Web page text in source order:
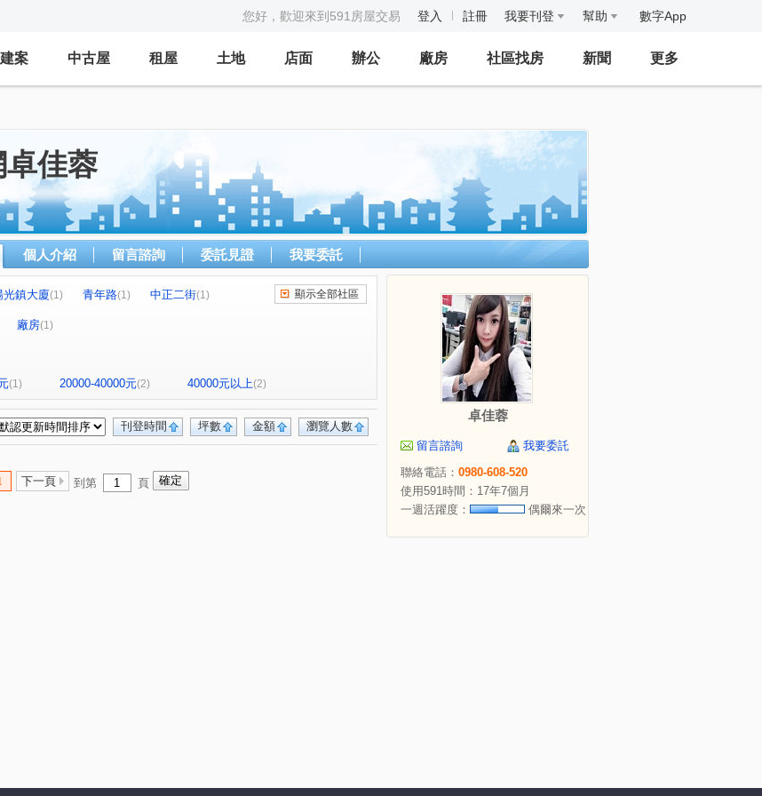
您好，歡迎來到591房屋交易 登入 註冊 我要刊登 幫助 數字App
案 中古屋 租屋 土地 店面 辦公 廠房 社區找房 新聞 更多
佳蓉
個人介紹 留言諮詢 委託見證 我要委託
光鎮大廈(1) 青年路(1) 中正二街(1)
永平街 (1)
顯示全部社區
廠房(1)
(1) 20000-40000元(2) 40000元以上(2)
瀏覽人數
金額
坪數
刊登時間
下一頁 到第 頁
卓佳蓉
留言諮詢
我要委託
聯絡電話： 0980-608-520
使用591時間：17年7個月
一週活躍度：
偶爾來一次